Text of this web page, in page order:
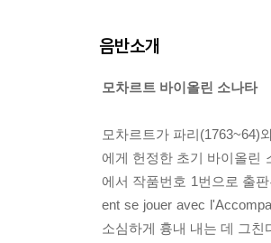
음반소개
모차르트 바이올린 소나타
모차르트가 파리(1763~64)
에게 헌정한 초기 바이올린
에서 작품번호 1번으로 출
ent se jouer avec
소심하게 흉내 내는 데 그